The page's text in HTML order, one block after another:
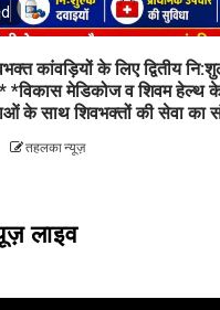
कांवड़ियों के लिए द्वितीय
*विकास मेडिकोज व शिवम हेल्थ
के साथ शिवभक्तों की सेवा का
तहलका न्यूज़
लाइव